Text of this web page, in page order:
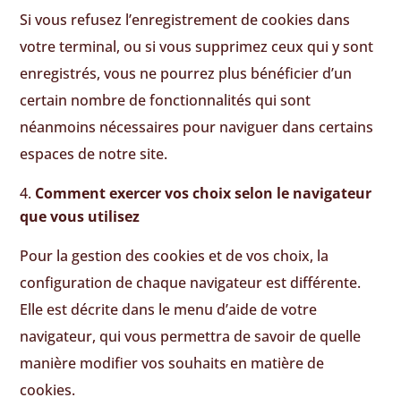
Si vous refusez l’enregistrement de cookies dans
votre terminal, ou si vous supprimez ceux qui y sont
enregistrés, vous ne pourrez plus bénéficier d’un
certain nombre de fonctionnalités qui sont
néanmoins nécessaires pour naviguer dans certains
espaces de notre site.
Comment exercer vos choix selon le navigateur
que vous utilisez
Pour la gestion des cookies et de vos choix, la
configuration de chaque navigateur est différente.
Elle est décrite dans le menu d’aide de votre
navigateur, qui vous permettra de savoir de quelle
manière modifier vos souhaits en matière de
cookies.